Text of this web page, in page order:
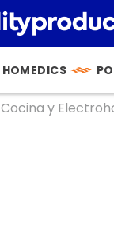
HOMEDICS
Cocina y